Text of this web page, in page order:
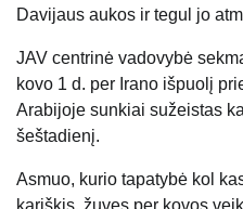
Davijaus aukos ir tegul jo
JAV centrinė vadovybė
kovo 1 d. per Irano išpuolį
Arabijoje sunkiai sužeistas
šeštadienį.
Asmuo, kurio tapatybė kol